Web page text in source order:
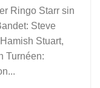
Ringo Starr sin
Steve
Stuart,
Turnéen: